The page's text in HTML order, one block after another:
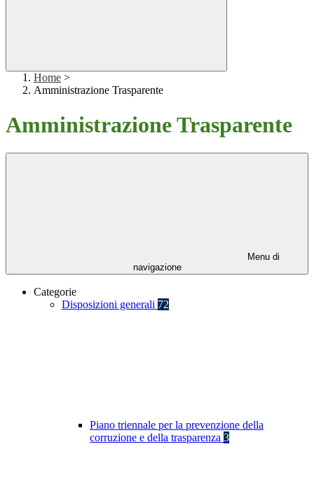
Home >
Amministrazione Trasparente
Amministrazione Trasparente
Menu di
navigazione
Categorie
Disposizioni generali 72
Piano triennale per la prevenzione della
corruzione e della trasparenza 3